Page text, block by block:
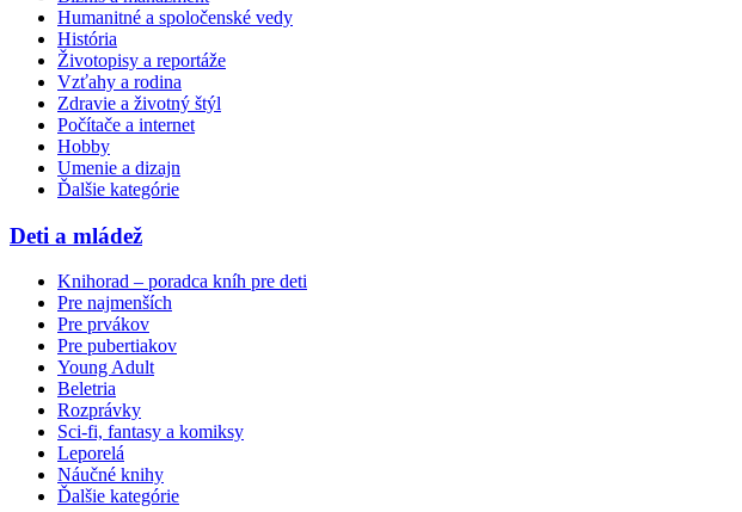
Humanitné a spoločenské vedy
História
Životopisy a reportáže
Vzťahy a rodina
Zdravie a životný štýl
Počítače a internet
Hobby
Umenie a dizajn
Ďalšie kategórie
Deti a mládež
Knihorad – poradca kníh pre deti
Pre najmenších
Pre prvákov
Pre pubertiakov
Young Adult
Beletria
Rozprávky
Sci-fi, fantasy a komiksy
Leporelá
Náučné knihy
Ďalšie kategórie